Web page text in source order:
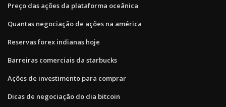
Preço das ações da plataforma oceânica
Quantas negociação de ações na américa
Reservas forex indianas hoje
Barreiras comerciais da starbucks
Ações de investimento para comprar
Dicas de negociação do dia bitcoin